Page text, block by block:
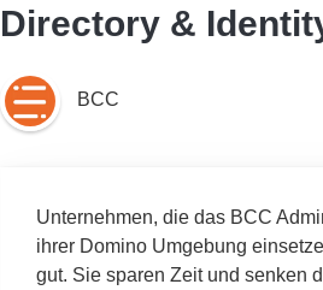
Directory &
BCC
Unternehmen, die das BCC
ihrer Domino Umgebung
gut. Sie sparen Zeit und senken